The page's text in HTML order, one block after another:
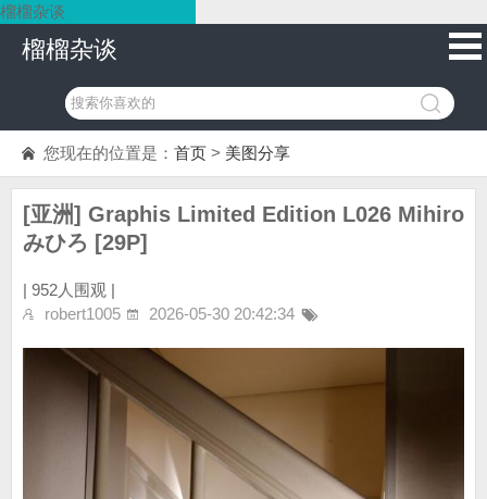
榴榴杂谈
榴榴杂谈
您现在的位置是： 首页 > 美图分享
[亚洲] Graphis Limited Edition L026 Mihiro
みひろ [29P]
| 952人围观 |
robert1005
2026-05-30 20:42:34